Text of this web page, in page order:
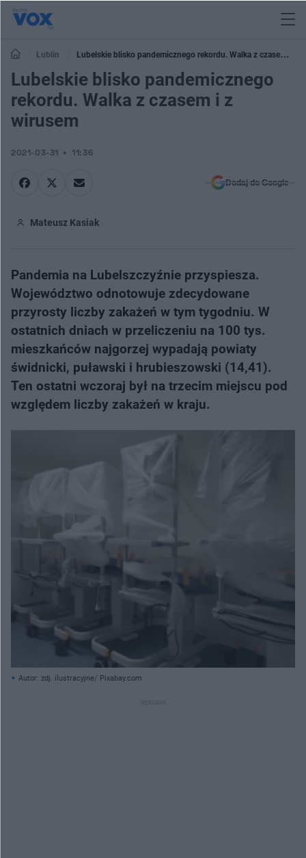
Lublin
Lubelskie blisko pandemicznego rekordu. Walka z czasem i z
wirusem
Lubelskie blisko pandemicznego
rekordu. Walka z czasem i z
wirusem
2021-03-31 11:36
Dodaj do Google
Mateusz Kasiak
Pandemia na Lubelszczyźnie przyspiesza.
Województwo odnotowuje zdecydowane
przyrosty liczby zakażeń w tym tygodniu. W
ostatnich dniach w przeliczeniu na 100 tys.
mieszkańców najgorzej wypadają powiaty
świdnicki, puławski i hrubieszowski (14,41).
Ten ostatni wczoraj był na trzecim ​miejscu pod
względem liczby zakażeń w kraju.
Autor: zdj. ilustracyjne/ Pixabay.com